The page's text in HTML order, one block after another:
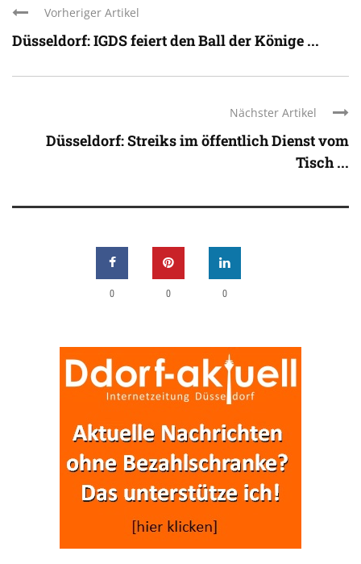
Vorheriger Artikel
Düsseldorf: IGDS feiert den Ball der Könige ...
Nächster Artikel
Düsseldorf: Streiks im öffentlich Dienst vom
Tisch ...
0 0 0